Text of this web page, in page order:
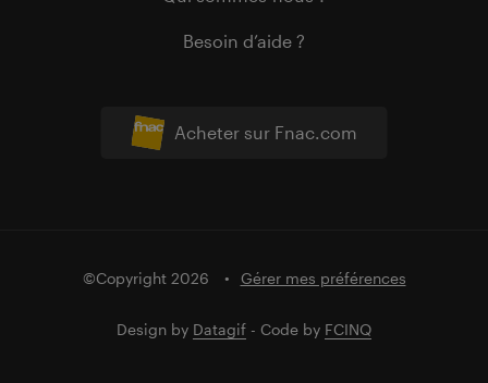
Acheter sur Fnac.com
Besoin d’aide ?
©Copyright 2026 Gérer mes préférences
Design by Datagif - Code by FCINQ